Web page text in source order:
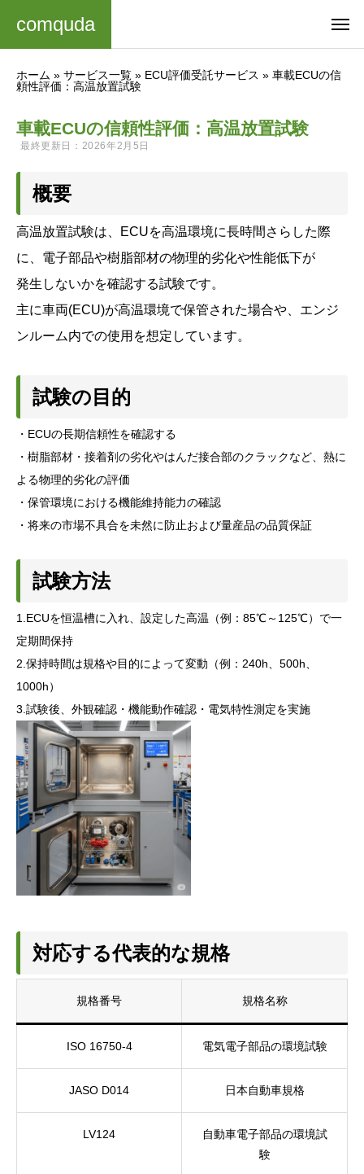
comquda
ホーム » サービス一覧 » ECU評価受託サービス » 車載ECUの信
頼性評価：高温放置試験
車載ECUの信頼性評価：高温放置試験
最終更新日：2026年2月5日
概要
高温放置試験は、ECUを高温環境に長時間さらした際
に、電子部品や樹脂部材の物理的劣化や性能低下が
発生しないかを確認する試験です。
主に車両(ECU)が高温環境で保管された場合や、エンジ
ンルーム内での使用を想定しています。
試験の目的
・ECUの長期信頼性を確認する
・樹脂部材・接着剤の劣化やはんだ接合部のクラックなど、熱に
よる物理的劣化の評価
・保管環境における機能維持能力の確認
・将来の市場不具合を未然に防止および量産品の品質保証
試験方法
1.ECUを恒温槽に入れ、設定した高温（例：85℃～125℃）で一
定期間保持
2.保持時間は規格や目的によって変動（例：240h、500h、
1000h）
3.試験後、外観確認・機能動作確認・電気特性測定を実施
対応する代表的な規格
規格番号 規格名称
ISO 16750-4 電気電子部品の環境試験
JASO D014 日本自動車規格
LV124
自動車電子部品の環境試
験